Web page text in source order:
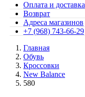
Оплата и доставка
Возврат
Адреса магазинов
+7 (968) 743-66-29
Главная
Обувь
Кроссовки
New Balance
580